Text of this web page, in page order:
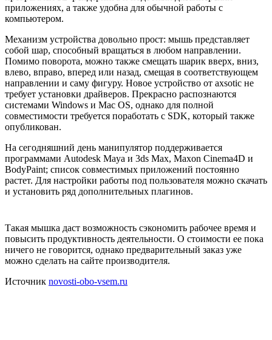
приложениях, а также удобна для обычной работы с
компьютером.
Механизм устройства довольно прост: мышь представляет
собой шар, способный вращаться в любом направлении.
Помимо поворота, можно также смещать шарик вверх, вниз,
влево, вправо, вперед или назад, смещая в соответствующем
направлении и саму фигуру. Новое устройство от axsotic не
требует установки драйверов. Прекрасно распознаются
системами Windows и Mac OS, однако для полной
совместимости требуется поработать с SDK, который также
опубликован.
На сегодняшний день манипулятор поддерживается
программами Autodesk Maya и 3ds Max, Maxon Cinema4D и
BodyPaint; список совместимых приложений постоянно
растет. Для настройки работы под пользователя можно скачать
и установить ряд дополнительных плагинов.
Такая мышка даст возможность сэкономить рабочее время и
повысить продуктивность деятельности. О стоимости ее пока
ничего не говорится, однако предварительный заказ уже
можно сделать на сайте производителя.
Источник novosti-obo-vsem.ru